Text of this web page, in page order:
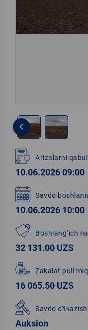
1
of
2
keyboard_arrow_left
Arizalarni
10.06.2026 09:00
Savdo
10.06.2026 10:00
Boshlang‘ich
32 131.00 UZS
Zakalat puli
16 065.50 UZS
Savdo
Auksion